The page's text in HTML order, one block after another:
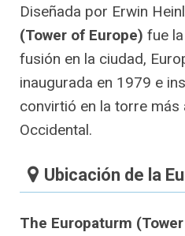
Diseñada por Erwin
(Tower of Europe) fue
fusión en la ciudad,
inaugurada en 1979 e
convirtió en la torre más
Occidental.
Ubicación de la
The Europaturm